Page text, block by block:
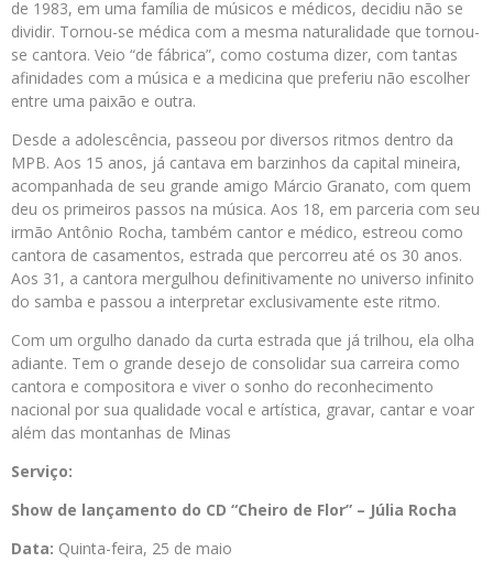
de 1983, em uma família de músicos e médicos, decidiu não se
dividir. Tornou-se médica com a mesma naturalidade que tornou-
se cantora. Veio “de fábrica”, como costuma dizer, com tantas
afinidades com a música e a medicina que preferiu não escolher
entre uma paixão e outra.
Desde a adolescência, passeou por diversos ritmos dentro da
MPB. Aos 15 anos, já cantava em barzinhos da capital mineira,
acompanhada de seu grande amigo Márcio Granato, com quem
deu os primeiros passos na música. Aos 18, em parceria com seu
irmão Antônio Rocha, também cantor e médico, estreou como
cantora de casamentos, estrada que percorreu até os 30 anos.
Aos 31, a cantora mergulhou definitivamente no universo infinito
do samba e passou a interpretar exclusivamente este ritmo.
Com um orgulho danado da curta estrada que já trilhou, ela olha
adiante. Tem o grande desejo de consolidar sua carreira como
cantora e compositora e viver o sonho do reconhecimento
nacional por sua qualidade vocal e artística, gravar, cantar e voar
além das montanhas de Minas
Serviço:
Show de lançamento do CD “Cheiro de Flor” – Júlia Rocha
Data: Quinta-feira, 25 de maio